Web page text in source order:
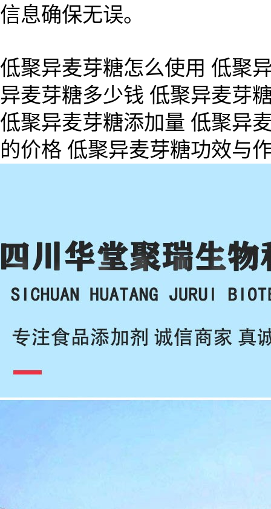
信息确保无误。
低聚异麦芽糖怎么使用 低聚
异麦芽糖多少钱 低聚异麦芽
低聚异麦芽糖添加量 低聚异
的价格 低聚异麦芽糖功效与